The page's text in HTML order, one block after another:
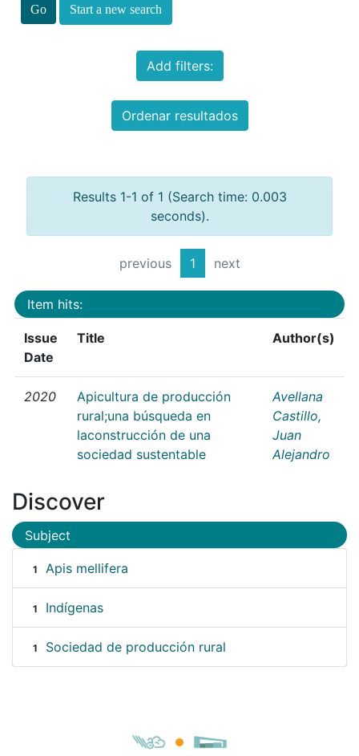
Start a new search
Add filters:
Ordenar resultados
Results 1-1 of 1 (Search time: 0.003
seconds).
previous 1 next
Item hits:
Issue
Date
Title Author(s)
2020
Apicultura de producción
rural;una búsqueda en
laconstrucción de una
sociedad sustentable
Avellana
Castillo,
Juan
Alejandro
Discover
Subject
1 Apis mellifera
1 Indígenas
1 Sociedad de producción rural